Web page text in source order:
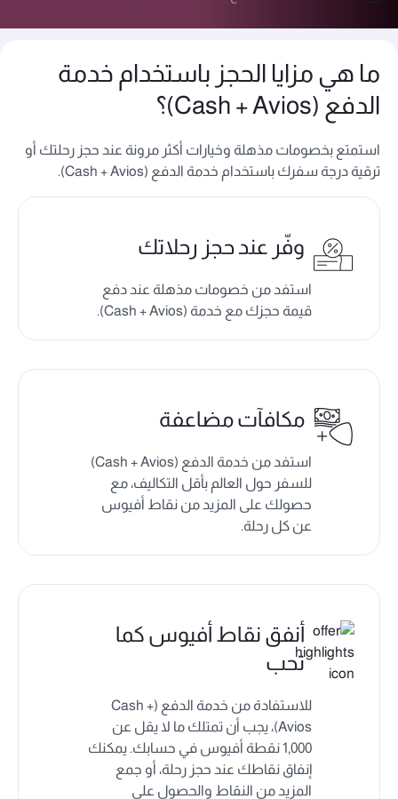
ما هي مزايا الحجز باستخدام خدمة
الدفع (Cash + Avios)؟
استمتع بخصومات مذهلة وخيارات أكثر مرونة عند حجز رحلتك أو
ترقية درجة سفرك باستخدام خدمة الدفع (Cash + Avios).
وفّر عند حجز رحلاتك
استفد من خصومات مذهلة عند دفع
قيمة حجزك مع خدمة (Cash + Avios).
مكافآت مضاعفة
استفد من خدمة الدفع (Cash + Avios)
للسفر حول العالم بأقل التكاليف، مع
حصولك على المزيد من نقاط أفيوس
عن كل رحلة.
أنفق نقاط أفيوس كما
تحب
للاستفادة من خدمة الدفع (Cash +
Avios)، يجب أن تمتلك ما لا يقل عن
1,000 نقطة أفيوس في حسابك. يمكنك
إنفاق نقاطك عند حجز رحلة، أو جمع
المزيد من النقاط والحصول على